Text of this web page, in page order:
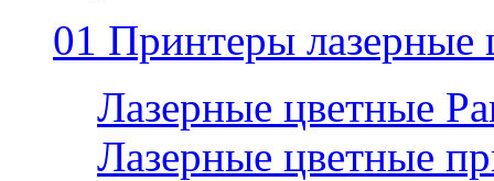
01 Принтеры лазерные
Лазерные цветные
Лазерные цветные